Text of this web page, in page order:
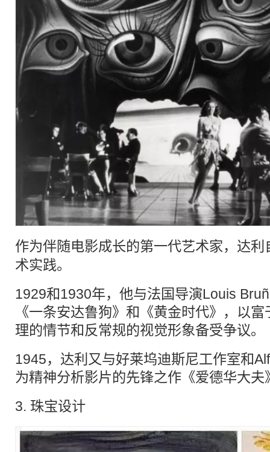
作为伴随电影成长的第一代艺术家，达利
术实践。
1929和1930年，他与法国导演Louis
《一条安达鲁狗》和《黄金时代》，以
理的情节和反常规的视觉形象备受争议。
1945，达利又与好莱坞迪斯尼工作室和
为精神分析影片的先锋之作《爱德华大
3. 珠宝设计